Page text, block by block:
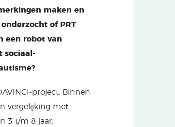
maken en
of PRT
een robot van
sociaal-
project. Binnen
vergelijking met
3 t/m 8 jaar.